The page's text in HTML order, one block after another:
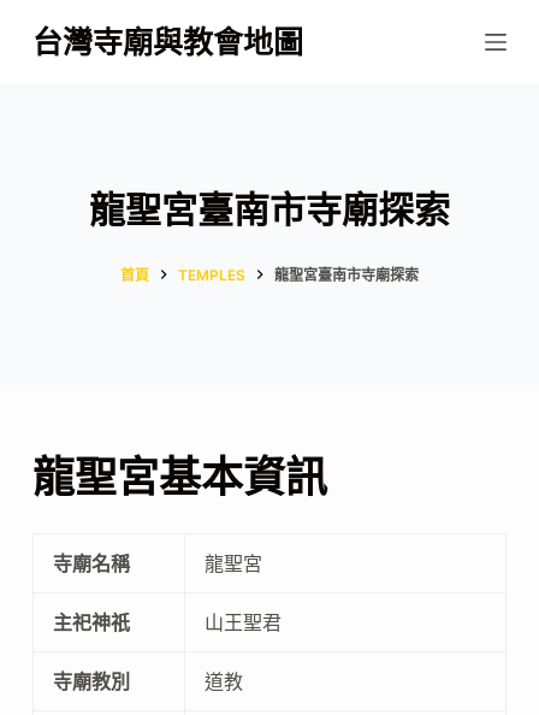
跳
至
台灣寺廟與教會地圖
龍聖宮臺南市寺廟探索
首頁 TEMPLES 龍聖宮臺南市寺廟探索
龍聖宮基本資訊
寺廟名稱 龍聖宮
主祀神祇 山王聖君
寺廟教別 道教